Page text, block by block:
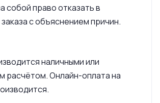
собой право отказать в
с объяснением причин.
наличными или
расчётом. Онлайн-оплата на